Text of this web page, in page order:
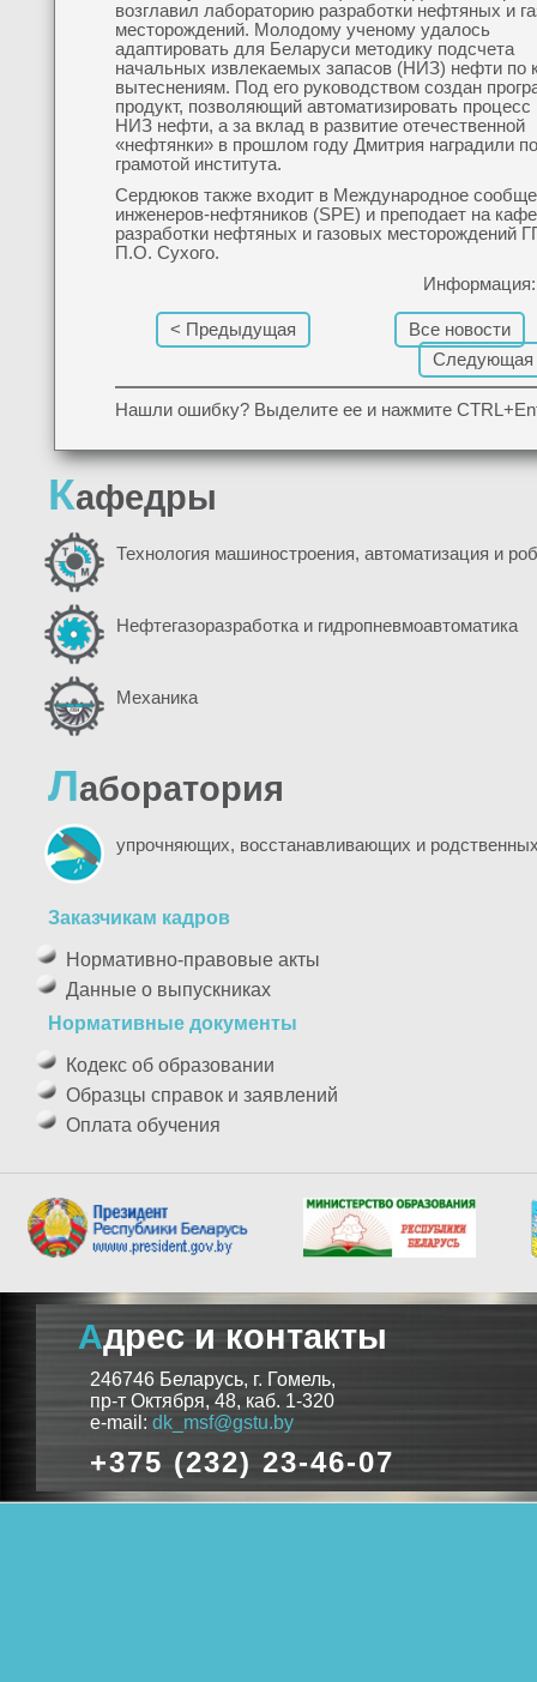
возглавил лабораторию разработки нефтяных и
месторождений. Молодому ученому удалось
адаптировать для Беларуси методику подсчета
начальных извлекаемых запасов (НИЗ) нефти по
вытеснениям. Под его руководством создан
продукт, позволяющий автоматизировать процесс
НИЗ нефти, а за вклад в развитие отечественной
«нефтянки» в прошлом году Дмитрия наградили
грамотой института.
Сердюков также входит в Международное
инженеров-нефтяников (SPE) и преподает на
разработки нефтяных и газовых месторождений
П.О. Сухого.
< Предыдущая
Все новости
Следующая
Нашли ошибку? Выделите ее и нажмите
Кафедры
Технология машиностроения, автоматизация и
Нефтегазоразработка и гидропневмоавтоматика
Механика
Лаборатория
упрочняющих, восстанавливающих и
Заказчикам кадров
Нормативно-правовые акты
Данные о выпускниках
Нормативные документы
Кодекс об образовании
Образцы справок и заявлений
Оплата обучения
Адрес и контакты
246746 Беларусь, г. Гомель,
пр-т Октября, 48, каб. 1-320
e-mail: dk_msf@gstu.by
+375 (232) 23-46-07